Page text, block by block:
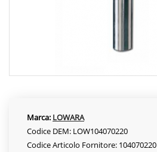
Marca: LOWARA
Codice DEM: LOW104070220
Codice Articolo Fornitore: 104070220